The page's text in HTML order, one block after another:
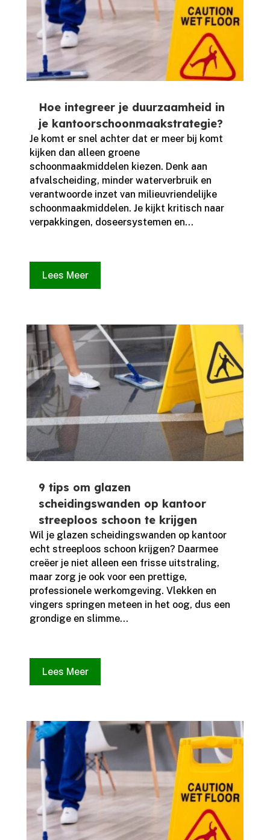
Hoe integreer je duurzaamheid in
je kantoorschoonmaakstrategie?
Je komt er snel achter dat er meer bij komt
kijken dan alleen groene
schoonmaakmiddelen kiezen.​ Denk aan
afvalscheiding, minder waterverbruik en
verantwoorde inzet van milieuvriendelijke
schoonmaakmiddelen.​ Je kijkt kritisch naar
verpakkingen, doseersystemen en...
Lees Meer
9 tips om glazen
scheidingswanden op kantoor
streeploos schoon te krijgen
Wil je glazen scheidingswanden op kantoor
echt streeploos schoon krijgen? Daarmee
creëer je niet alleen een frisse uitstraling,
maar zorg je ook voor een prettige,
professionele werkomgeving.​ Vlekken en
vingers springen meteen in het oog, dus een
grondige en slimme...
Lees Meer